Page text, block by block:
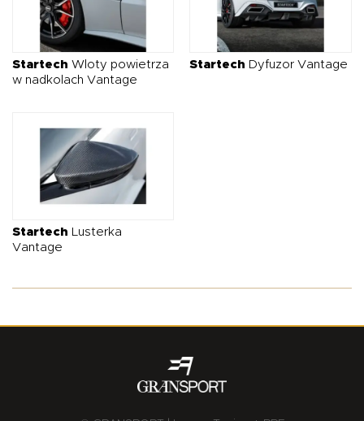
Startech Wloty powietrza
w nadkolach Vantage
Startech Dyfuzor Vantage
Startech Lusterka
Vantage